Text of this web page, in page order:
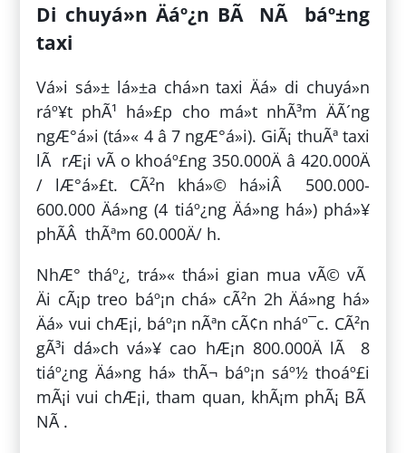
Di chuyá»n Äáº¿n BÃ NÃ báº±ng
taxi
Vá»i sá»± lá»±a chá»n taxi Äá» di chuyá»n
ráº¥t phÃ¹ há»£p cho má»t nhÃ³m ÄÃ´ng
ngÆ°á»i (tá»« 4 â 7 ngÆ°á»i). GiÃ¡ thuÃª taxi
lÃ rÆ¡i vÃ o khoáº£ng 350.000Ä â 420.000Ä
/ lÆ°á»£t. CÃ²n khá»© há»iÂ 500.000-
600.000 Äá»ng (4 tiáº¿ng Äá»ng há») phá»¥
phÃ­Â thÃªm 60.000Ä/ h.
NhÆ° tháº¿, trá»« thá»i gian mua vÃ© vÃ
Äi cÃ¡p treo báº¡n chá» cÃ²n 2h Äá»ng há»
Äá» vui chÆ¡i, báº¡n nÃªn cÃ¢n nháº¯c. CÃ²n
gÃ³i dá»ch vá»¥ cao hÆ¡n 800.000Ä lÃ 8
tiáº¿ng Äá»ng há» thÃ¬ báº¡n sáº½ thoáº£i
mÃ¡i vui chÆ¡i, tham quan, khÃ¡m phÃ¡ BÃ
NÃ .